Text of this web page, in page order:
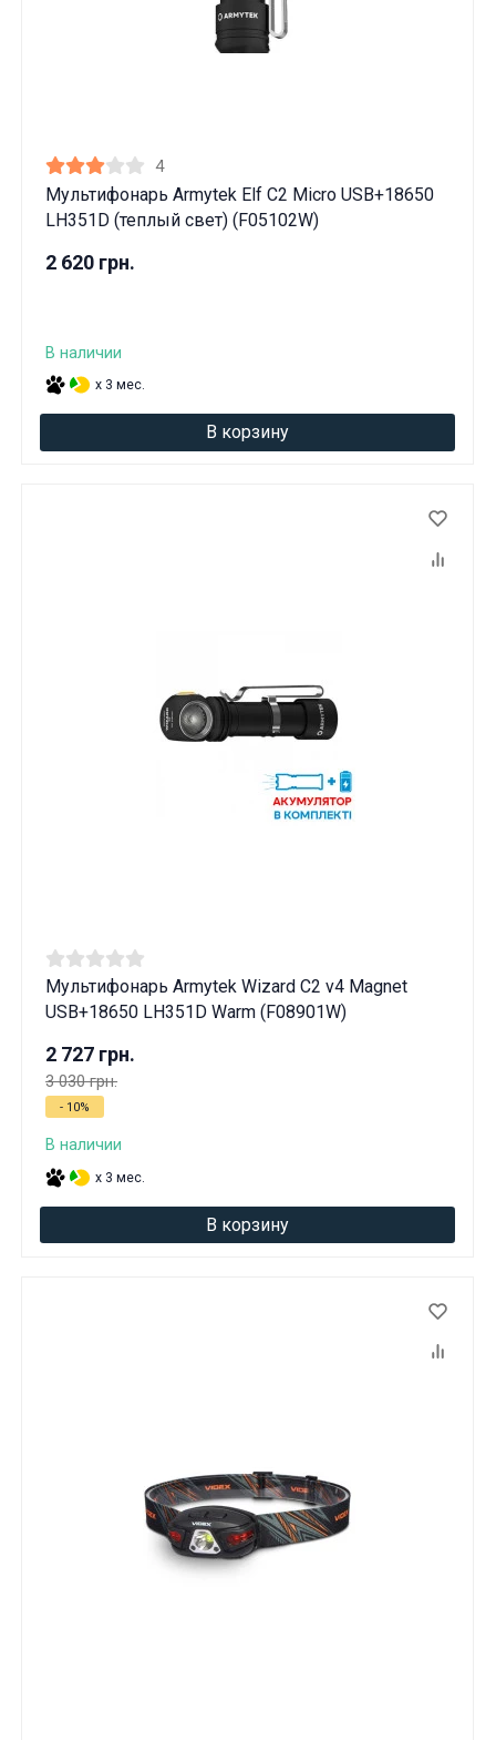
4
Мультифонарь Armytek Elf C2 Micro USB+18650
LH351D (теплый свет) (F05102W)
2 620 грн.
В наличии
x 3 мес.
В корзину
Мультифонарь Armytek Wizard C2 v4 Magnet
USB+18650 LH351D Warm (F08901W)
2 727 грн.
3 030 грн.
- 10%
В наличии
x 3 мес.
В корзину
Данные товары продаются лицам,
достигшим 18 лет!